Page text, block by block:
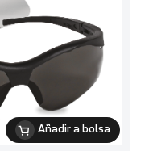
Añadir a bolsa